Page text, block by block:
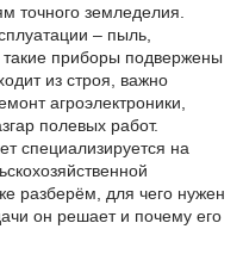
точного земледелия.
– пыль,
приборы подвержены
из строя, важно
агроэлектроники,
полевых работ.
специализируется на
разберём, для чего нужен
он решает и почему его